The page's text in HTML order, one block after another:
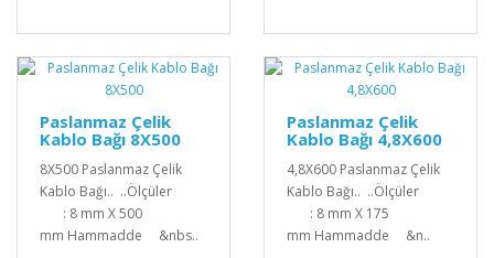
Paslanmaz Çelik
Kablo Bağı 8X500
8X500 Paslanmaz Çelik
Kablo Bağı.. ..Ölçüler
: 8 mm X 500
mm Hammadde &nbs..
Paslanmaz Çelik
Kablo Bağı 4,8X600
4,8X600 Paslanmaz Çelik
Kablo Bağı.. ..Ölçüler
: 8 mm X 175
mm Hammadde &n..